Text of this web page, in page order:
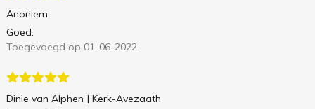
Anoniem
Goed.
Toegevoegd op 01-06-2022
Dinie van Alphen | Kerk-Avezaath